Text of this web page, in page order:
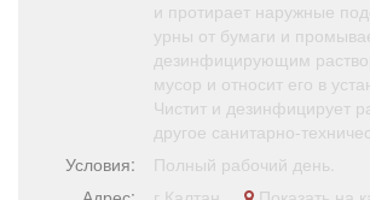
и протирает наружные
урны от бумаги и
дезинфицирующим
мусор и относит его в
Чистит и дезинфицирует
другое санитарно-
Условия:
Полный рабочий день.